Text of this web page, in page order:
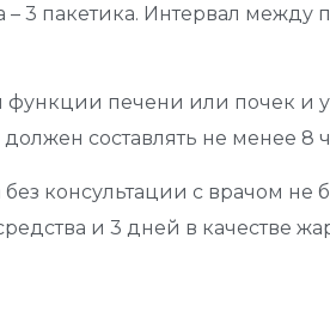
– 3 пакетика. Интервал
печени или почек и
составлять не менее 8
консультации с врачом не
и 3 дней в качестве